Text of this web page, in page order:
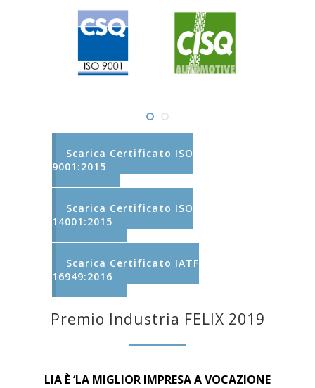
Scarica Certificato ISO
9001:2015
Scarica Certificato ISO
14001:2015
Scarica Certificato IATF
16949:2016
Premio Industria FELIX 2019
LIA È ‘LA MIGLIOR IMPRESA A VOCAZIONE